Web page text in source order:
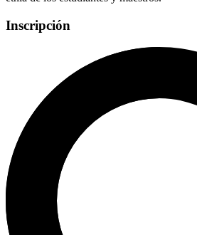
Inscripción